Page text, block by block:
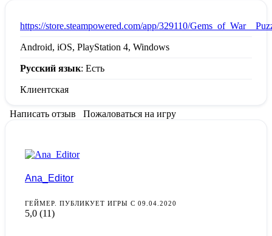
https://store.steampowered.com/app/329110/
Android, iOS, PlayStation 4, Windows
Русский язык: Есть
Клиентская
Написать отзыв Пожаловаться на игру
Ana_Editor
ГЕЙМЕР. ПУБЛИКУЕТ ИГРЫ С 09.04.2020
5,0 (11)